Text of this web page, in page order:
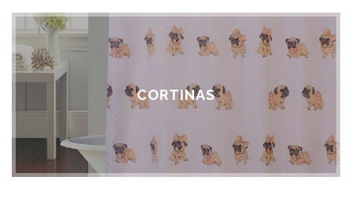
CORTINAS